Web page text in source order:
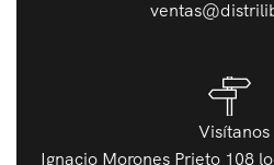
Visítanos
Ignacio Morones Prieto 108